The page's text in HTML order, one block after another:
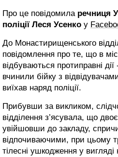
Про це повідомила речниця
поліції Леся Усенко у
До Монастирищенського
повідомлення про те, що в
відбуваються протиправні дії
вчинили бійку з в
виїхав наряд поліції.
Прибувши за викликом,
відділення з’ясувала, що
увійшовши до закладу,
відпочиваючими, при цьому
тілесні ушкодження у